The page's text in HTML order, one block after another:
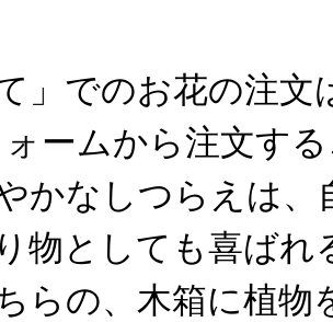
て」でのお花の注
ームから注文す
かなしつらえは、
物としても喜ばれ
らの、木箱に植物